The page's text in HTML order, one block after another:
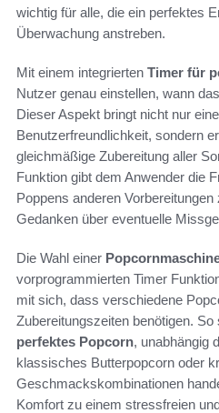
wichtig für alle, die ein perfektes
Überwachung anstreben.
Mit einem integrierten Timer für
Nutzer genau einstellen, wann
Dieser Aspekt bringt nicht nur
Benutzerfreundlichkeit, sondern
gleichmäßige Zubereitung aller
Funktion gibt dem Anwender die
Poppens anderen
Gedanken über eventuelle
Die Wahl einer
vorprogrammierten Timer
mit sich, dass verschiedene
Zubereitungszeiten benötigen.
perfektes Popcorn, unabhängig
klassisches Butterpopcorn oder
Geschmackskombinationen
Komfort zu einem stressfreien